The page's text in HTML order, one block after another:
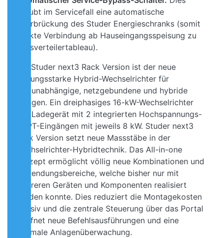
erlaubt im Servicefall eine automatische
Überbrückung des Studer Energieschranks (somit
direkte Verbindung ab Hauseingangsspeisung zu
Hausverteilertableau).
Der Studer next3 Rack Version ist der neue
leistungsstarke Hybrid-Wechselrichter für
netzunabhängige, netzgebundene und hybride
Anlagen. Ein dreiphasiges 16-kW-Wechselrichter
und Ladegerät mit 2 integrierten Hochspannungs-
MPPT-Eingängen mit jeweils 8 kW. Studer next3
Rack Version setzt neue Massstäbe in der
Wechselrichter-Hybridtechnik. Das All-in-one
Konzept ermöglicht völlig neue Kombinationen und
Anwendungsbereiche, welche bisher nur mit
mehreren Geräten und Komponenten realisiert
werden konnte. Dies reduziert die Montagekosten
massiv und die zentrale Steuerung über das Portal
eröffnet neue Befehlsausführungen und eine
optimale Anlagenüberwachung.